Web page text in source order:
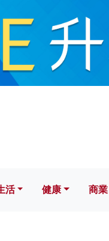
健康
活 健康 商業